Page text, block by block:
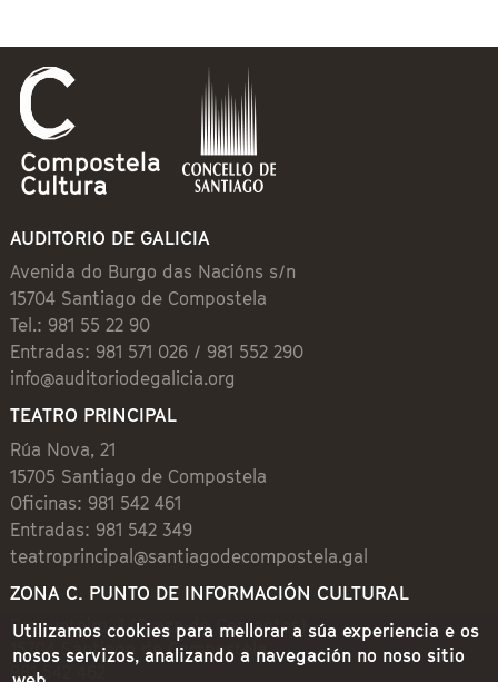
AUDITORIO DE GALICIA
Avenida do Burgo das Nacións s/n
15704 Santiago de Compostela
Tel.: 981 55 22 90
Entradas: 981 571 026 / 981 552 290
info@auditoriodegalicia.org
TEATRO PRINCIPAL
Rúa Nova, 21
15705 Santiago de Compostela
Oficinas: 981 542 461
Entradas: 981 542 349
teatroprincipal@santiagodecompostela.gal
ZONA C. PUNTO DE INFORMACIÓN CULTURAL
Preguntoiro, 1 (Praza de Cervantes)
15704 Santiago de Compostela
981 542 462
Utilizamos cookies para mellorar a súa experiencia e os
nosos servizos, analizando a navegación no noso sitio